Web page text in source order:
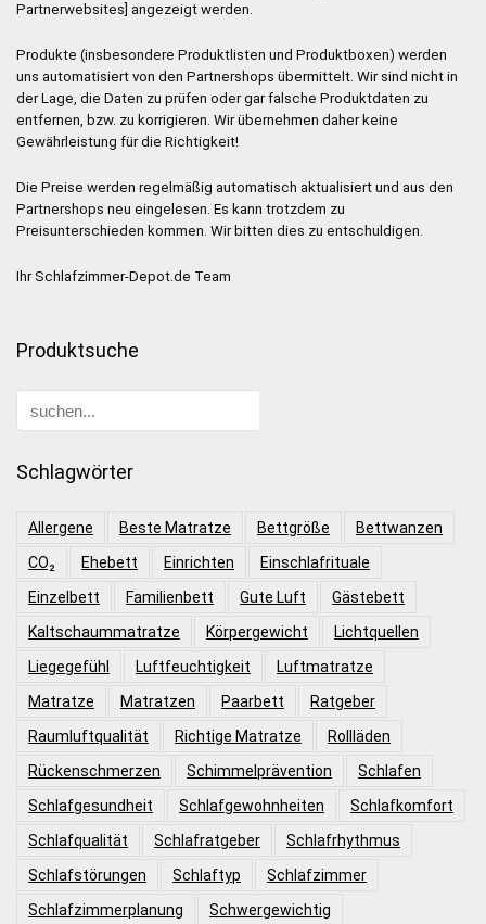
Partnerwebsites] angezeigt werden.
Produkte (insbesondere Produktlisten und Produktboxen) werden
uns automatisiert von den Partnershops übermittelt. Wir sind nicht in
der Lage, die Daten zu prüfen oder gar falsche Produktdaten zu
entfernen, bzw. zu korrigieren. Wir übernehmen daher keine
Gewährleistung für die Richtigkeit!
Die Preise werden regelmäßig automatisch aktualisiert und aus den
Partnershops neu eingelesen. Es kann trotzdem zu
Preisunterschieden kommen. Wir bitten dies zu entschuldigen.
Ihr Schlafzimmer-Depot.de Team
Produktsuche
Schlagwörter
Allergene Beste Matratze Bettgröße
Bettwanzen
CO₂
Ehebett Einrichten
Einschlafrituale
Einzelbett
Familienbett Gute Luft
Gästebett
Kaltschaummatratze
Körpergewicht
Lichtquellen
Liegegefühl
Luftfeuchtigkeit
Luftmatratze
Matratze
Matratzen Paarbett
Ratgeber
Raumluftqualität
Richtige Matratze
Rollläden
Rückenschmerzen
Schimmelprävention
Schlafen
Schlafgesundheit
Schlafgewohnheiten
Schlafkomfort
Schlafqualität
Schlafratgeber
Schlafrhythmus
Schlafstörungen
Schlaftyp
Schlafzimmer
Schlafzimmerplanung
Schwergewichtig